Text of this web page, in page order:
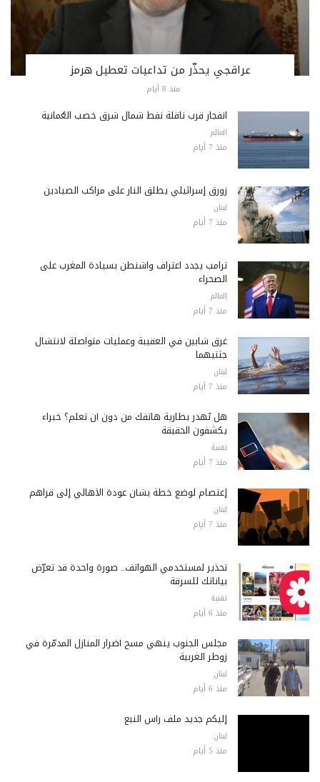
عراقجي يحذّر من تداعيات تعطيل هرمز
منذ 8 أيام
انفجار قرب ناقلة نفط شمال شرق خصب العُمانية
العالم
منذ 7 أيام
زورق إسرائيلي يطلق النار على مراكب الصيادين
لبنان
منذ 7 أيام
ترامب يجدد اعتراف واشنطن بسيادة المغرب على
الصحراء
العالم
منذ 7 أيام
غرق شابين في العقيبة وعمليات متواصلة لانتشال
جثتيهما
لبنان
منذ 7 أيام
هل تُهدر بطارية هاتفك من دون أن تعلم؟ خبراء
يكشفون الحقيقة
تقنية
منذ 7 أيام
إعتصام لوضع خطة بشأن عودة الأهالي إلى قراهم
لبنان
منذ 7 أيام
تحذير لمستخدمي الهواتف.. صورة واحدة قد تعرّض
بياناتك للسرقة
تقنية
منذ 6 أيام
مجلس الجنوب ينهي مسح أضرار المنازل المدمّرة في
زوطر الغربية
لبنان
منذ 6 أيام
إليكم جديد ملف رأس النبع
لبنان
منذ 5 أيام